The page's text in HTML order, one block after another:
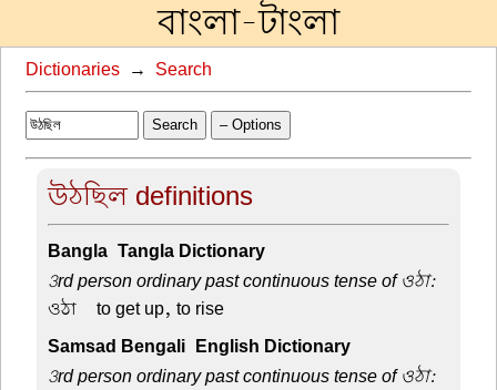
বাংলা-টাংলা
Dictionaries → Search
Search – Options
উঠছিল definitions
Bangla-Tangla Dictionary
3rd person ordinary past continuous tense of ওঠা:
ওঠা –to get up, to rise
Samsad Bengali-English Dictionary
3rd person ordinary past continuous tense of ওঠা: